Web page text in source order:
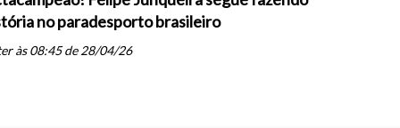
no paradesporto brasileiro
às 08:45 de 28/04/26